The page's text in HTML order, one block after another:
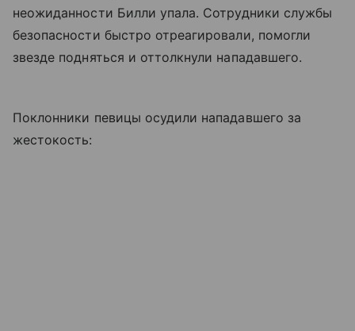
неожиданности Билли упала. Сотрудники службы
безопасности быстро отреагировали, помогли
звезде подняться и оттолкнули нападавшего.
Поклонники певицы осудили нападавшего за
жестокость: